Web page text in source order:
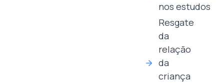
nos estudos
Resgate
da
relação
da
criança